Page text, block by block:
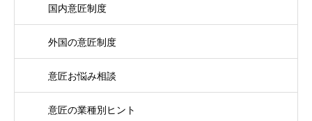
国内意匠制度
外国の意匠制度
意匠お悩み相談
意匠の業種別ヒント